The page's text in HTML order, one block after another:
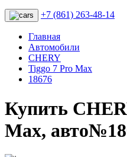
+7 (861) 263-48-14
Главная
Автомобили
CHERY
Tiggo 7 Pro Max
18676
Купить
Max,